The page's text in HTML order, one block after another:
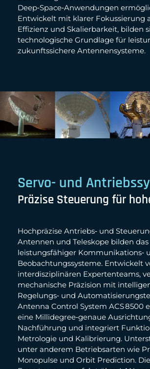
Deep‑Space‑Anwendungen
Entwickelt mit klarer Fokussierung
Effizienz und Skalierbarkeit, bilden
technologische Grundlage für
zukunftssichere Antennensysteme.
Servo- und
Präzise Steuerung für
Hochpräzise Antriebs‑ und
Antennen und Teleskope bilden
leistungsfähiger Kommunikations‑
Beobachtungssysteme. Entwickelt
interdisziplinären Expertenteams,
mechanische Präzision mit
Regelungs‑ und
Antenna Control System ACS 8500
eine Millidegree‑genaue
Nachführung und integriert
Metrologie und Kalibrierung.
unter anderem Betriebsarten wie
Monopulse und Orbit Prediction. Die